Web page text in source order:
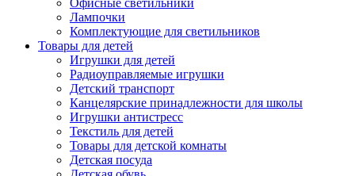
Офисные светильники
Лампочки
Комплектующие для светильников
Товары для детей
Игрушки для детей
Радиоуправляемые игрушки
Детский транспорт
Канцелярские принадлежности для школы
Игрушки антистресс
Текстиль для детей
Товары для детской комнаты
Детская посуда